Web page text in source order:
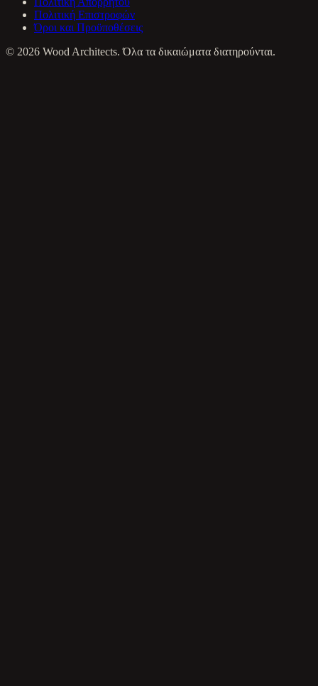
Πολιτική Επιστροφών
Όροι και Προϋποθέσεις
© 2026 Wood Architects. Όλα τα δικαιώματα διατηρούνται.